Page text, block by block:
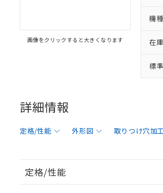
画像をクリックすると大きくなります
機
在
標
詳細情報
定格/性能 外形図 取りつけ穴加
定格/性能